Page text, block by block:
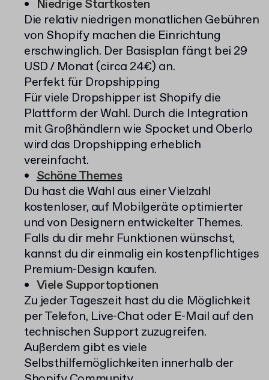
Niedrige Startkosten
Die relativ niedrigen monatlichen Gebühren
von Shopify machen die Einrichtung
erschwinglich. Der Basisplan fängt bei 29
USD / Monat (circa 24€) an.
Perfekt für Dropshipping
Für viele Dropshipper ist Shopify die
Plattform der Wahl. Durch die Integration
mit Großhändlern wie Spocket und Oberlo
wird das Dropshipping erheblich
vereinfacht.
Schöne Themes
Du hast die Wahl aus einer Vielzahl
kostenloser, auf Mobilgeräte optimierter
und von Designern entwickelter Themes.
Falls du dir mehr Funktionen wünschst,
kannst du dir einmalig ein kostenpflichtiges
Premium-Design kaufen.
Viele Supportoptionen
Zu jeder Tageszeit hast du die Möglichkeit
per Telefon, Live-Chat oder E-Mail auf den
technischen Support zuzugreifen.
Außerdem gibt es viele
Selbsthilfemöglichkeiten innerhalb der